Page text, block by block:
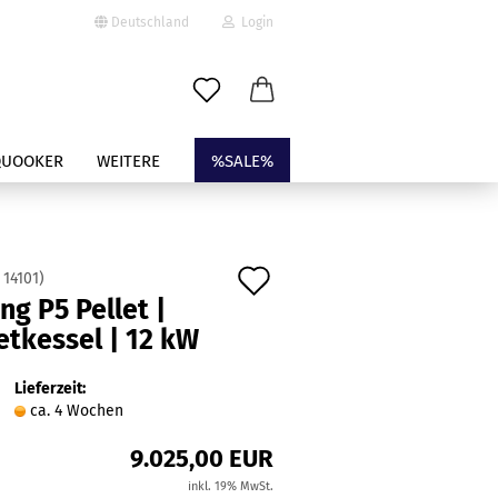
Deutschland Login
erstellen
%SALE%
WEITERE
14101)
P5 Pellet |
| 12 kW
Lieferzeit:
ca. 4 Wochen
9.025,00 EUR
inkl. 19% MwSt.